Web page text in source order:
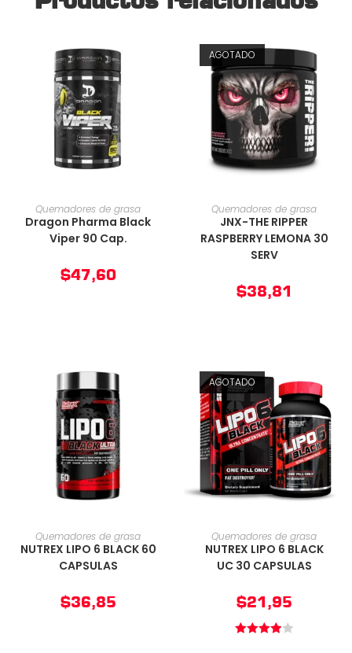
AÑADIR AL CARRITO
Quemadores de grasa
Dragon Pharma Black
Viper 90 Cap.
$47,60
AGOTADO
AÑADIR AL CARRITO
Quemadores de grasa
JNX-THE RIPPER
RASPBERRY LEMONA 30
SERV
$38,81
AÑADIR AL CARRITO
Quemadores de grasa
NUTREX LIPO 6 BLACK 60
CAPSULAS
$36,85
AGOTADO
AÑADIR AL CARRITO
Quemadores de grasa
NUTREX LIPO 6 BLACK
UC 30 CAPSULAS
$21,95